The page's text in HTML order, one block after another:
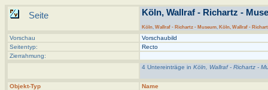
Seite Köln, Wallraf - Richartz -
Köln, Wallraf - Richartz - Museum, Köln, Wallraf -
Vorschau
Vorschaubild
Seitentyp:
Recto
Zierrahmung:
4 Untereinträge in Köln, Wallraf - Richartz -
Objekt-Typ
Name